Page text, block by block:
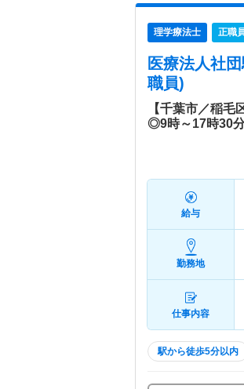
理学療法士 正職
医療法人社
職員)
【千葉市／稲毛
◎9時～17時30
給与
勤務地
仕事内容
駅から徒歩5分以内